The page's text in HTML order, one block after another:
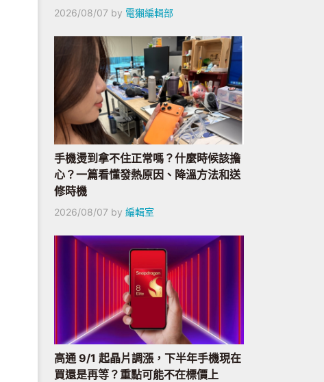
2026/08/07 by 電獺編輯部
手機燙到拿不住正常嗎？什麼時候該擔
心？一篇看懂發熱原因、降溫方法和送
修時機
2026/08/07 by 編輯室
高通 9/1 起晶片調漲，下半年手機現在
買還是再等？重點可能不在標價上